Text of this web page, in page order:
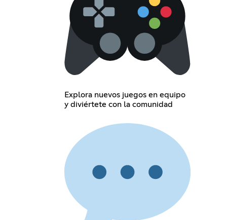
Explora nuevos juegos en equipo
y diviértete con la comunidad